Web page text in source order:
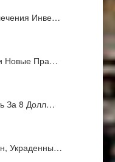
Инве…
Новые Пра…
За 8 Долл…
Украденны…